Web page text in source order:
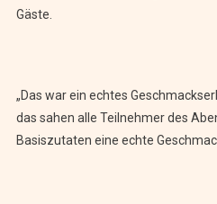
Gäste.
„Das war ein echtes
das sahen alle Teilnehmer des
Basiszutaten eine echte